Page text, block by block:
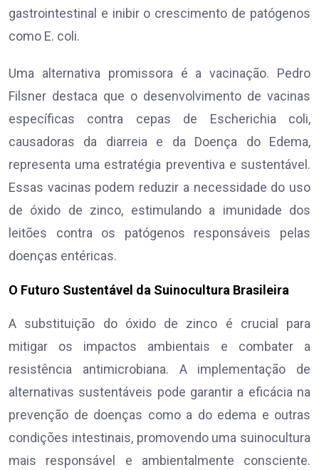
gastrointestinal e inibir o crescimento de patógenos
como E. coli.
Uma alternativa promissora é a vacinação. Pedro
Filsner destaca que o desenvolvimento de vacinas
específicas contra cepas de Escherichia coli,
causadoras da diarreia e da Doença do Edema,
representa uma estratégia preventiva e sustentável.
Essas vacinas podem reduzir a necessidade do uso
de óxido de zinco, estimulando a imunidade dos
leitões contra os patógenos responsáveis pelas
doenças entéricas.
O Futuro Sustentável da Suinocultura Brasileira
A substituição do óxido de zinco é crucial para
mitigar os impactos ambientais e combater a
resistência antimicrobiana. A implementação de
alternativas sustentáveis pode garantir a eficácia na
prevenção de doenças como a do edema e outras
condições intestinais, promovendo uma suinocultura
mais responsável e ambientalmente consciente.